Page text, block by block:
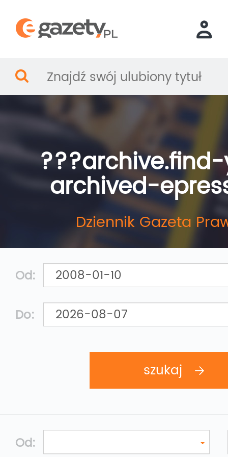
archived-
Dziennik Gazeta
Od:
Do:
Od: